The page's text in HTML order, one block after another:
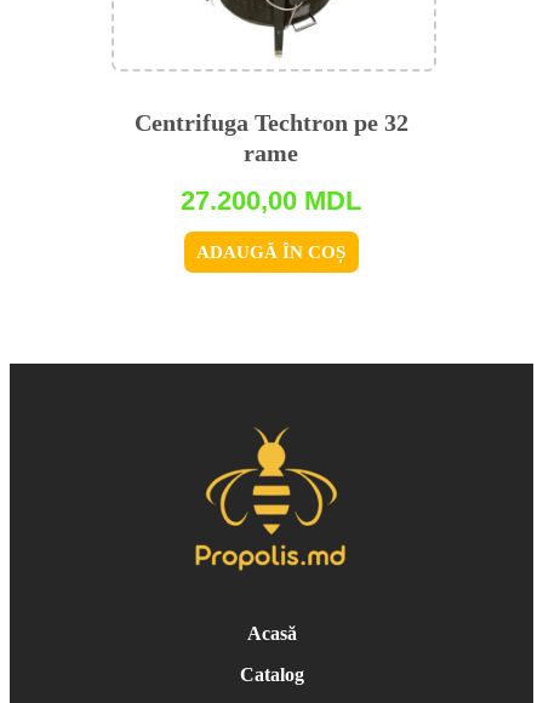
Centrifuga Techtron pe 32
rame
27.200,00 MDL
ADAUGĂ ÎN COȘ
Acasă
Catalog